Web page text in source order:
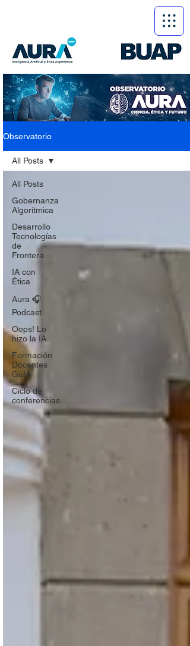
Observatorio
All Posts
Gobernanza
Algorítmica
Desarrollo
Tecnologías
de
Frontera
IA con
Ética
Aura 🎧
Podcast
Oops! Lo
hizo la IA
Formación
Docentes
GuIA
Ciclo de
conferencias
All Posts